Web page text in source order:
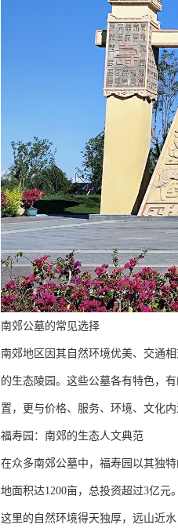
南郊公墓的常见选择
南郊地区因其自然环境优美、交通
的生态陵园。这些公墓各有特色，
置，更与价格、服务、环境、文化
福寿园：南郊的生态人文典范
在众多南郊公墓中，福寿园以其独
地面积达1200亩，总投资超过3亿元
这里的自然环境得天独厚，远山近